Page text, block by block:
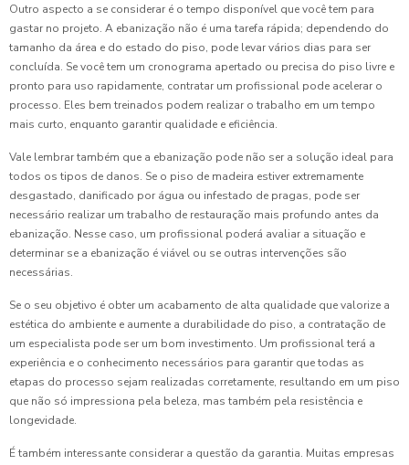
Outro aspecto a se considerar é o tempo disponível que você tem para
gastar no projeto. A ebanização não é uma tarefa rápida; dependendo do
tamanho da área e do estado do piso, pode levar vários dias para ser
concluída. Se você tem um cronograma apertado ou precisa do piso livre e
pronto para uso rapidamente, contratar um profissional pode acelerar o
processo. Eles bem treinados podem realizar o trabalho em um tempo
mais curto, enquanto garantir qualidade e eficiência.
Vale lembrar também que a ebanização pode não ser a solução ideal para
todos os tipos de danos. Se o piso de madeira estiver extremamente
desgastado, danificado por água ou infestado de pragas, pode ser
necessário realizar um trabalho de restauração mais profundo antes da
ebanização. Nesse caso, um profissional poderá avaliar a situação e
determinar se a ebanização é viável ou se outras intervenções são
necessárias.
Se o seu objetivo é obter um acabamento de alta qualidade que valorize a
estética do ambiente e aumente a durabilidade do piso, a contratação de
um especialista pode ser um bom investimento. Um profissional terá a
experiência e o conhecimento necessários para garantir que todas as
etapas do processo sejam realizadas corretamente, resultando em um piso
que não só impressiona pela beleza, mas também pela resistência e
longevidade.
É também interessante considerar a questão da garantia. Muitas empresas